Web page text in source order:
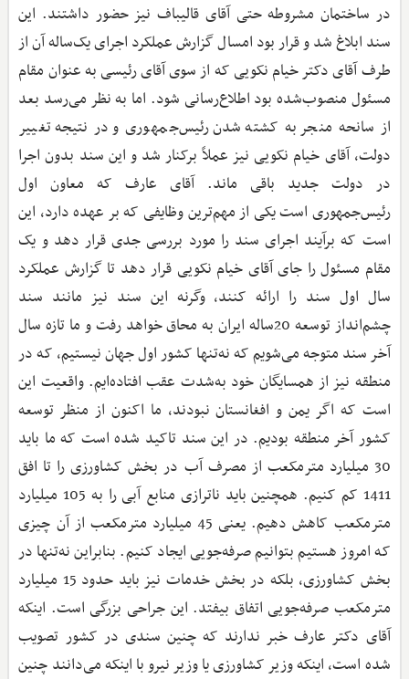
در ساختمان مشروطه حتی آقای قالیباف نیز حضور داشتند. این
سند ابلاغ شد و قرار بود امسال گزارش عملکرد اجرای یک‌ساله آن از
طرف آقای دکتر خیام نکویی که از سوی آقای رئیسی به عنوان مقام
مسئول منصوب‌شده بود اطلاع‌رسانی شود. اما به نظر می‌رسد بعد
از سانحه منجر به کشته شدن رئیس‌جمهوری و در نتیجه تغییر
دولت، آقای خیام نکویی نیز عملاً برکنار شد و این سند بدون اجرا
در دولت جدید باقی ماند. آقای عارف که معاون اول
رئیس‌جمهوری است یکی از مهم‌ترین وظایفی که بر عهده دارد، این
است که برآیند اجرای سند را مورد بررسی جدی قرار دهد و یک
مقام مسئول را جای آقای خیام نکویی قرار دهد تا گزارش عملکرد
سال اول سند را ارائه کنند، وگرنه این سند نیز مانند سند
چشم‌انداز توسعه 20‌ساله ایران به محاق خواهد رفت و ما تازه سال
آخر سند متوجه می‌شویم که نه‌تنها کشور اول جهان نیستیم، که در
منطقه نیز از همسایگان خود به‌شدت عقب افتاده‌ایم. واقعیت این
است که اگر یمن و افغانستان نبودند، ما اکنون از منظر توسعه
کشور آخر منطقه بودیم. در این سند تاکید شده است که ما باید
30 میلیارد مترمکعب از مصرف آب در بخش کشاورزی را تا افق
1411 کم کنیم. همچنین باید ناترازی منابع آبی را به 105 میلیارد
مترمکعب کاهش دهیم. یعنی 45 میلیارد مترمکعب از آن چیزی
که امروز هستیم بتوانیم صرفه‌جویی ایجاد کنیم. بنابراین نه‌تنها در
بخش کشاورزی، بلکه در بخش خدمات نیز باید حدود 15 میلیارد
مترمکعب صرفه‌جویی اتفاق بیفتد. این جراحی بزرگی است. اینکه
آقای دکتر عارف خبر ندارند که چنین سندی در کشور تصویب
شده است، اینکه وزیر کشاورزی یا وزیر نیرو با اینکه می‌دانند چنین